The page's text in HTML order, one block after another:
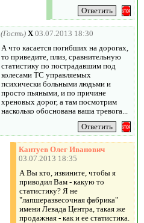
(Гость) X 03.07.2013 18:30
А что касается погибших на дорогах,
то приведите, плиз, сравнительную
статистику по пострадавшим под
колесами ТС управляемых
психически больными людьми и
просто пьяными, и по причине
хреновых дорог, а там посмотрим
насколько обоснована ваша тревога...
Кантуев Олег Иванович
03.07.2013 18:35
А Вы кто, извините, чтобы я
приводил Вам - какую то
статистику? Я не
"лапшеразвесочная фабрика"
имени Левада Центра, такая же
продажная - как и ее статистика.